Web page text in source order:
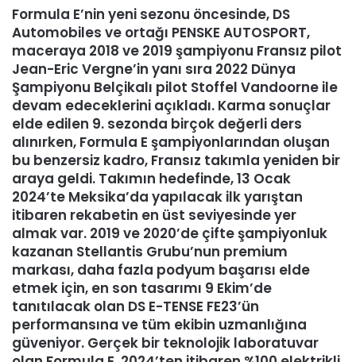
Formula E’nin yeni sezonu öncesinde, DS
Automobiles ve ortağı PENSKE AUTOSPORT,
maceraya 2018 ve 2019 şampiyonu Fransız pilot
Jean-Eric Vergne’in yanı sıra 2022 Dünya
Şampiyonu Belçikalı pilot Stoffel Vandoorne ile
devam edeceklerini açıkladı. Karma sonuçlar
elde edilen 9. sezonda birçok değerli ders
alınırken, Formula E şampiyonlarından oluşan
bu benzersiz kadro, Fransız takımla yeniden bir
araya geldi. Takımın hedefinde, 13 Ocak
2024’te Meksika’da yapılacak ilk yarıştan
itibaren rekabetin en üst seviyesinde yer
almak var. 2019 ve 2020’de çifte şampiyonluk
kazanan Stellantis Grubu’nun premium
markası, daha fazla podyum başarısı elde
etmek için, en son tasarımı 9 Ekim’de
tanıtılacak olan DS E-TENSE FE23’ün
performansına ve tüm ekibin uzmanlığına
güveniyor. Gerçek bir teknolojik laboratuvar